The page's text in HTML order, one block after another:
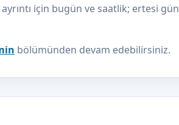
için bugün ve saatlik; ertesi gün
bölümünden devam edebilirsiniz.